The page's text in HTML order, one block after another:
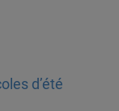
d’été